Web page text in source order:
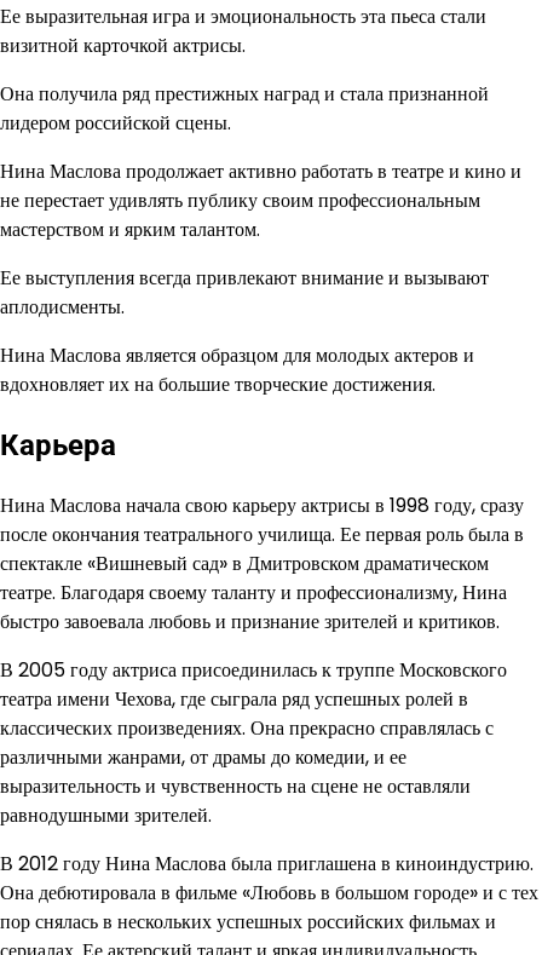
Ее выразительная игра и эмоциональность эта пьеса стали
визитной карточкой актрисы.
Она получила ряд престижных наград и стала признанной
лидером российской сцены.
Нина Маслова продолжает активно работать в театре и кино и
не перестает удивлять публику своим профессиональным
мастерством и ярким талантом.
Ее выступления всегда привлекают внимание и вызывают
аплодисменты.
Нина Маслова является образцом для молодых актеров и
вдохновляет их на большие творческие достижения.
Карьера
Нина Маслова начала свою карьеру актрисы в 1998 году, сразу
после окончания театрального училища. Ее первая роль была в
спектакле «Вишневый сад» в Дмитровском драматическом
театре. Благодаря своему таланту и профессионализму, Нина
быстро завоевала любовь и признание зрителей и критиков.
В 2005 году актриса присоединилась к труппе Московского
театра имени Чехова, где сыграла ряд успешных ролей в
классических произведениях. Она прекрасно справлялась с
различными жанрами, от драмы до комедии, и ее
выразительность и чувственность на сцене не оставляли
равнодушными зрителей.
В 2012 году Нина Маслова была приглашена в киноиндустрию.
Она дебютировала в фильме «Любовь в большом городе» и с тех
пор снялась в нескольких успешных российских фильмах и